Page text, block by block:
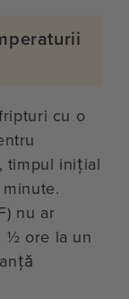
cu o
timpul inițial
nu ar
½ ore la un